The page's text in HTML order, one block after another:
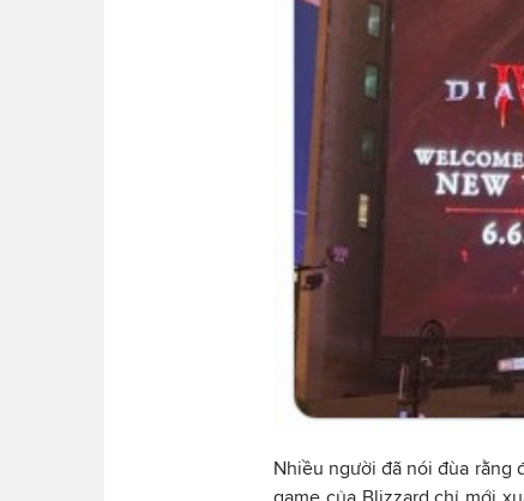
Nhiều người đã nói đùa rằng
game của Blizzard chỉ mới